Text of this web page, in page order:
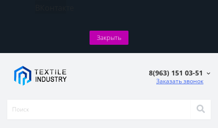
Закрыть
8(963) 151 03-51
Заказать звонок